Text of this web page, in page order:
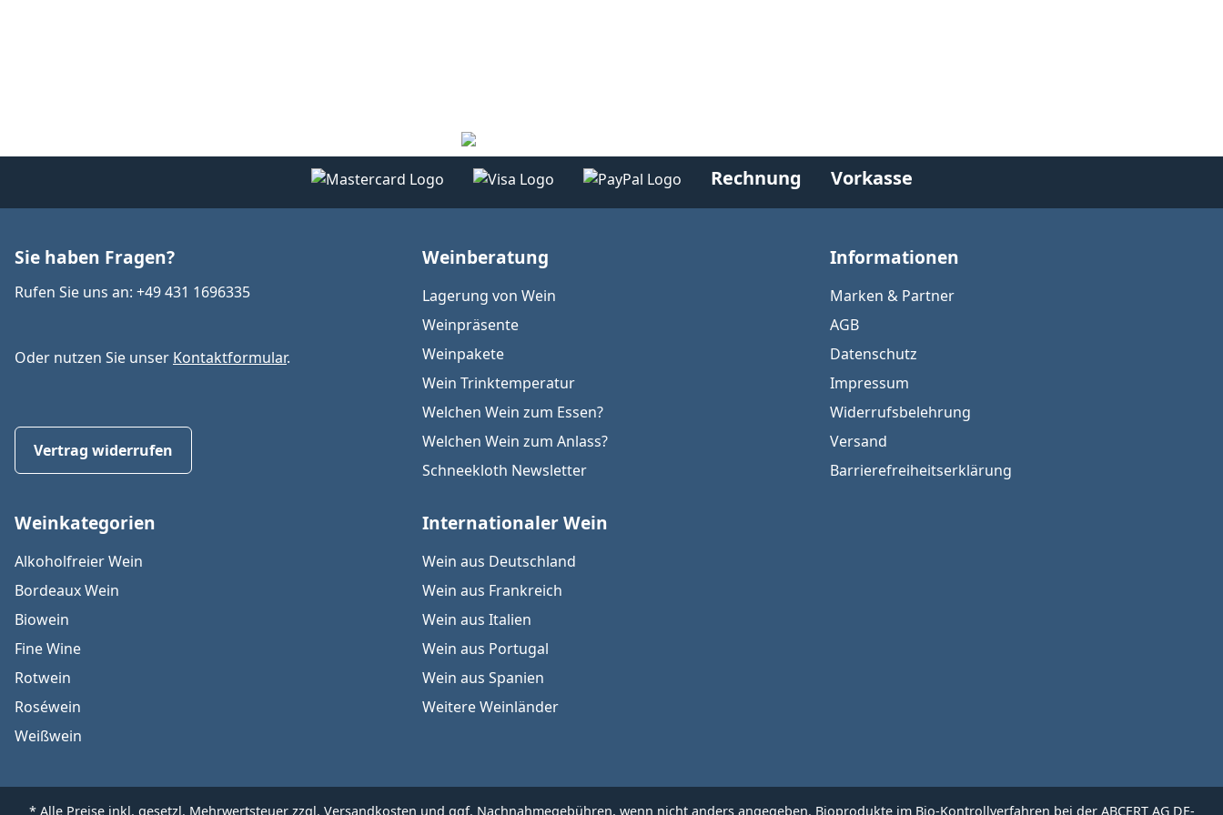
Rechnung Vorkasse
Sie haben Fragen?
Rufen Sie uns an: +49 431 1696335
Oder nutzen Sie unser Kontaktformular.
Vertrag widerrufen
Weinberatung
Lagerung von Wein
Weinpräsente
Weinpakete
Wein Trinktemperatur
Welchen Wein zum Essen?
Welchen Wein zum Anlass?
Schneekloth Newsletter
Informationen
Marken & Partner
AGB
Datenschutz
Impressum
Widerrufsbelehrung
Versand
Barrierefreiheitserklärung
Weinkategorien
Alkoholfreier Wein
Bordeaux Wein
Biowein
Fine Wine
Rotwein
Roséwein
Weißwein
Internationaler Wein
Wein aus Deutschland
Wein aus Frankreich
Wein aus Italien
Wein aus Portugal
Wein aus Spanien
Weitere Weinländer
* Alle Preise inkl. gesetzl. Mehrwertsteuer zzgl. Versandkosten und ggf. Nachnahmegebühren, wenn nicht anders angegeben. Bioprodukte im Bio-Kontrollverfahren bei der ABCERT AG DE-